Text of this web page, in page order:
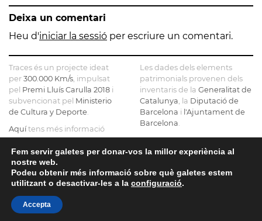
CASTELLET"d'Artés" TROBALLA
DE LA
MARE
CASTELLET
LLEGENDES
AL CAMÍ
Pastorets
de
o de
fem
borbons
a la
Deixa un comentari
Heu d'iniciar la sessió per escriure un comentari.
Traces és un projecte ideat
per 300.000 Km/s , impulsat
pel Premi Lluís Carulla 2018 i
subvencionat pel Ministerio
de Cultura y Deporte
Aquítens més informació
sobre el projecte
Si ens vols contactar pots fer-
ho a info@tracesmap.org
Les dades dels elements
patrimonials provenen dels
inventaris de la Generalitat de
Catalunya , la Diputació de
Barcelona i l'Ajuntament de
Barcelona
El mapa base ha estat
realitzat amb dades de la
, l'Institut Cartogràfic i
Geològic de Catalunya
Fem servir galetes per donar-vos la millor experiència al
nostre web.
Podeu obtenir més informació sobre què galetes estem
utilitzant o desactivar-les a la configuració.
Accepta